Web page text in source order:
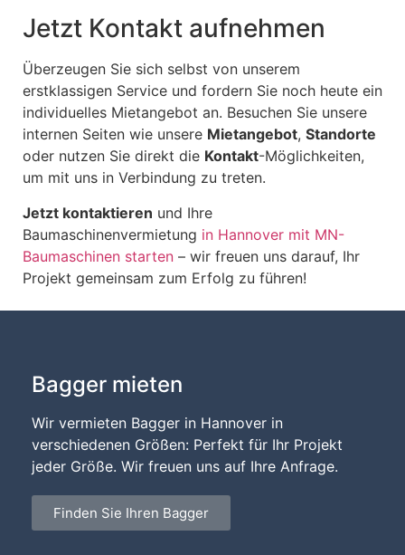
Jetzt Kontakt aufnehmen
Überzeugen Sie sich selbst von unserem
erstklassigen Service und fordern Sie noch heute ein
individuelles Mietangebot an. Besuchen Sie unsere
internen Seiten wie unsere Mietangebot, Standorte
oder nutzen Sie direkt die Kontakt-Möglichkeiten,
um mit uns in Verbindung zu treten.
Jetzt kontaktieren und Ihre
Baumaschinenvermietung in Hannover mit MN-
Baumaschinen starten – wir freuen uns darauf, Ihr
Projekt gemeinsam zum Erfolg zu führen!
Bagger mieten
Wir vermieten Bagger in Hannover in
verschiedenen Größen: Perfekt für Ihr Projekt
jeder Größe. Wir freuen uns auf Ihre Anfrage.
Finden Sie Ihren Bagger